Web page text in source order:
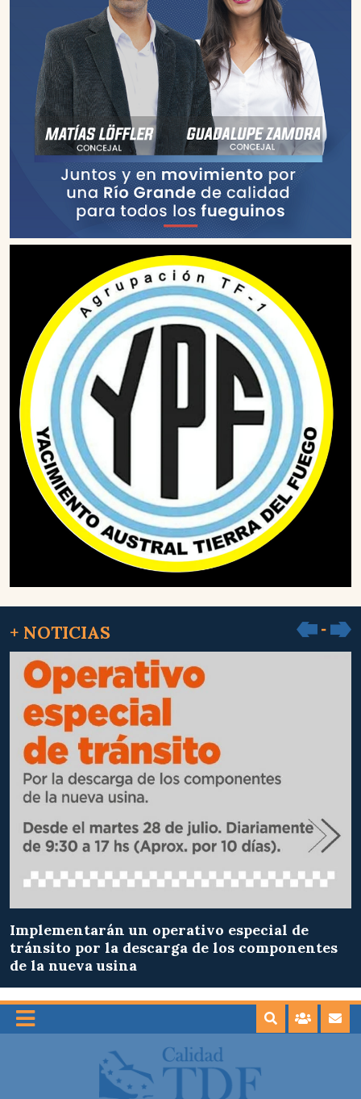
+ NOTICIAS
Implementarán un operativo especial de
tránsito por la descarga de los componentes
de la nueva usina